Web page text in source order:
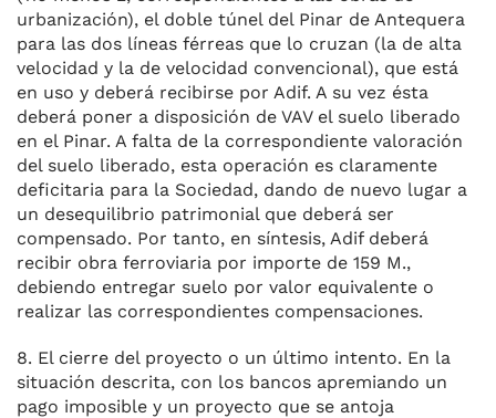
urbanización), el doble túnel del Pinar de Antequera
para las dos líneas férreas que lo cruzan (la de alta
velocidad y la de velocidad convencional), que está
en uso y deberá recibirse por Adif. A su vez ésta
deberá poner a disposición de VAV el suelo liberado
en el Pinar. A falta de la correspondiente valoración
del suelo liberado, esta operación es claramente
deficitaria para la Sociedad, dando de nuevo lugar a
un desequilibrio patrimonial que deberá ser
compensado. Por tanto, en síntesis, Adif deberá
recibir obra ferroviaria por importe de 159 M.,
debiendo entregar suelo por valor equivalente o
realizar las correspondientes compensaciones.
8. El cierre del proyecto o un último intento. En la
situación descrita, con los bancos apremiando un
pago imposible y un proyecto que se antoja